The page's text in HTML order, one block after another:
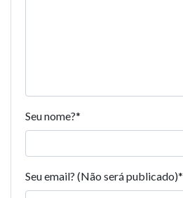
Seu nome?*
Seu email? (Não será publicado)*